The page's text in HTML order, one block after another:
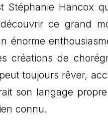
Stéphanie Hancox
ce grand
énorme
créations de
toujours rêver,
son langage
connu.